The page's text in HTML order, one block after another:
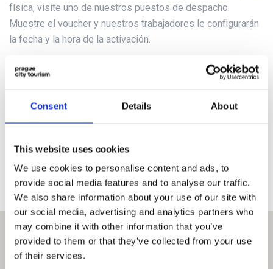
Consent Details About
This website uses cookies
We use cookies to personalise content and ads, to
provide social media features and to analyse our traffic.
We also share information about your use of our site with
our social media, advertising and analytics partners who
may combine it with other information that you’ve
provided to them or that they’ve collected from your use
of their services.
física, visite uno de nuestros puestos de despacho.
Muestre el voucher y nuestros trabajadores le configurarán
la fecha y la hora de la activación.
Metro C, Hlavní nádraží estación, Wilsonova 8
Horario de apertura
Sa – Do 7:00 – 21:00